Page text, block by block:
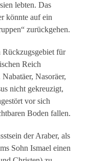
lebten. Das
könnte auf ein
zurückgehen.
Rückzugsgebiet für
Reich
Nasoräer,
nicht gekreuzigt,
vor sich
Boden fallen.
der Araber, als
Sohn Ismael einen